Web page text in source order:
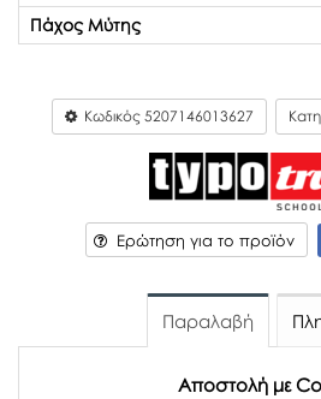
Πάχος Μύτης
Κωδικός 5207146013627
Ερώτηση για το προϊόν
Παραλαβή
Αποστολή με